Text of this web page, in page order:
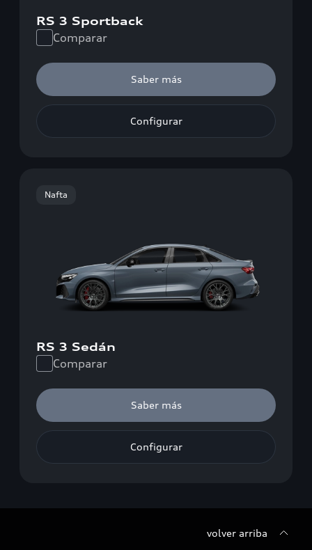
RS 3 Sportback
Comparar
Saber más
Configurar
Nafta
RS 3 Sedán
Comparar
Saber más
Configurar
volver arriba